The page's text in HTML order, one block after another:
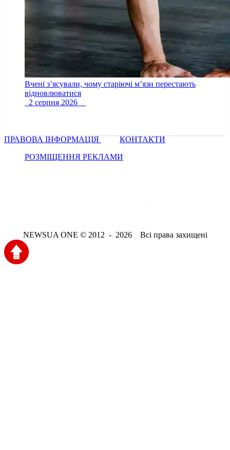
Вчені з’ясували, чому старіючі м’язи перестають
відновлюватися
2 серпня 2026
ПРАВОВА ІНФОРМАЦІЯ
КОНТАКТИ
РОЗМІЩЕННЯ РЕКЛАМИ
NEWSUA ONE © 2012 - 2026 Всі права захищені